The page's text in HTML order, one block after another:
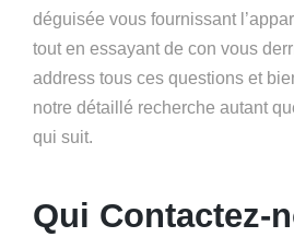
déguisée vous fournissant
tout en essayant de con vous
address tous ces questions et
notre détaillé recherche autant
qui suit.
Qui Contactez-